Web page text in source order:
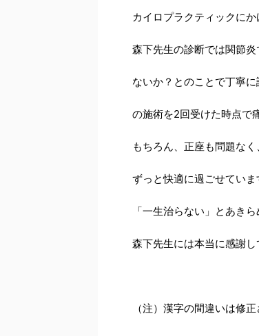
カイロプラクティックに
森下先生の診断では関節
ないか？とのことで丁寧
の施術を2回受けた時点で
もちろん、正座も問題な
ずっと快適に過ごせていま
「一生治らない」とあき
森下先生には本当に感謝し
（注）漢字の間違いは修